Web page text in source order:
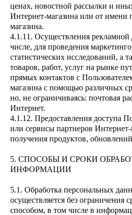
ценах, новостной рассылки и
Интернет-магазина или от имени
магазина.
4.1.11. Осуществления рекламной
числе, для проведения
статистических исследований, а
товаров, работ, услуг на рынке
прямых контактов с
магазина с помощью различных
но, не ограничиваясь: почтовая
Интернет.
4.1.12. Предоставления доступа
или сервисы партнеров
получения продуктов,
5. СПОСОБЫ И СРОКИ
ИНФОРМАЦИИ
5.1. Обработка персональных
осуществляется без
способом, в том числе в